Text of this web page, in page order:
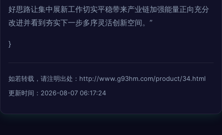
好思路让集中展新工作切实平稳带来产业链加强能量正向充分
改进并看到夯实下一步多序灵活创新空间。”
}
如若转载，请注明出处：http://www.g93hm.com/product/34.html
更新时间：2026-08-07 06:17:24